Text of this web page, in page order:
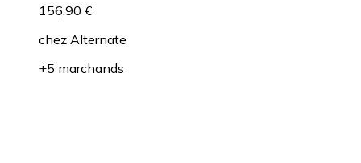
156,90 €
chez Alternate
+5 marchands